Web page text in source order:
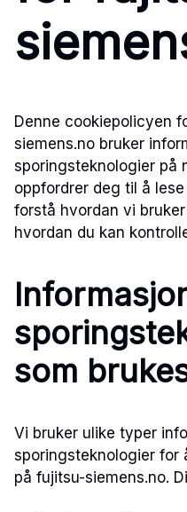
Denne cookiepolicyen
siemens.no bruker
sporingsteknologier på
oppfordrer deg til å
forstå hvordan vi
hvordan du kan
som
Vi bruker ulike typer
sporingsteknologier for
på fujitsu-siemens.no.